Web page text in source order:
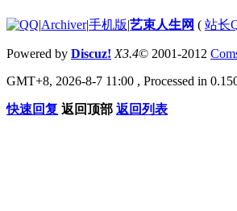
|Archiver|手机版|艺束人生网 ( 站长
Powered by Discuz! X3.4© 2001-2012
GMT+8, 2026-8-7 11:00 , Processed in
快速回复 返回顶部 返回列表